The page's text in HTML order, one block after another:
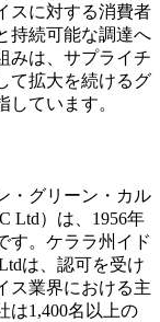
スに対する消費者
持続可能な調達へ
みは、サプライチ
て拡大を続けるグ
ています。
・グリーン・カル
Ltd）は、1956年
す。ケララ州イド
は、認可を受け
ス業界における主
は1,400名以上の